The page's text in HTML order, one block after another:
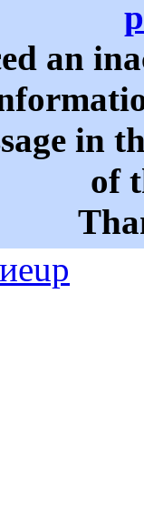
an
in
of
up